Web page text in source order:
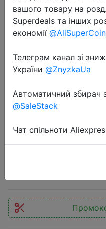
2022-04-29
ТВ-приставка
S905X4, 4 +
top box
вашого товару на
Superdeals та інших
економії
Телеграм канал зі
України @ZnyzkaUa
Автоматичний збирач
@SaleStack
Чат спільноти